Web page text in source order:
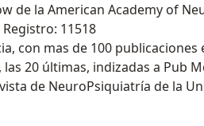
de la American Academy of
Registro: 11518
con mas de 100 publicaciones
20 últimas, indizadas a Pub
de NeuroPsiquiatría de la